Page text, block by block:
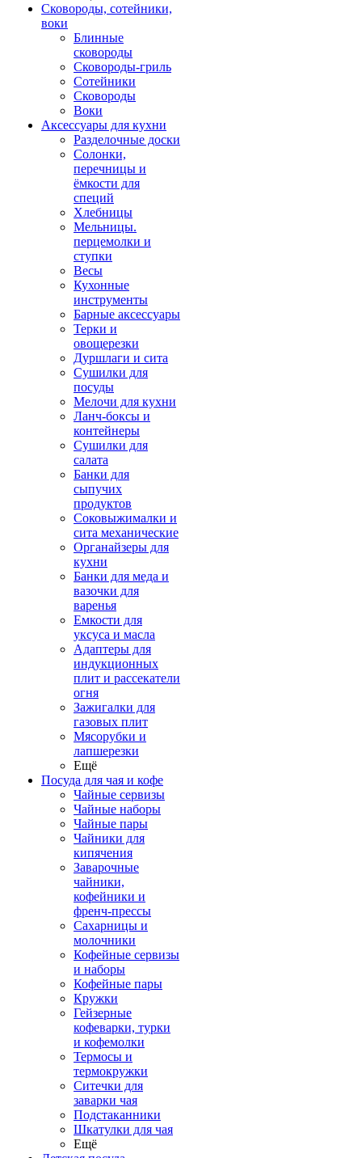
Сковороды, сотейники,
воки
Блинные
сковороды
Сковороды-гриль
Сотейники
Сковороды
Воки
Аксессуары для кухни
Разделочные доски
Солонки,
перечницы и
ёмкости для
специй
Хлебницы
Мельницы.
перцемолки и
ступки
Весы
Кухонные
инструменты
Барные аксессуары
Терки и
овощерезки
Дуршлаги и сита
Сушилки для
посуды
Мелочи для кухни
Ланч-боксы и
контейнеры
Сушилки для
салата
Банки для
сыпучих
продуктов
Соковыжималки и
сита механические
Органайзеры для
кухни
Банки для меда и
вазочки для
варенья
Емкости для
уксуса и масла
Адаптеры для
индукционных
плит и рассекатели
огня
Зажигалки для
газовых плит
Мясорубки и
лапшерезки
Ещё
Посуда для чая и кофе
Чайные сервизы
Чайные наборы
Чайные пары
Чайники для
кипячения
Заварочные
чайники,
кофейники и
френч-прессы
Сахарницы и
молочники
Кофейные сервизы
и наборы
Кофейные пары
Кружки
Гейзерные
кофеварки, турки
и кофемолки
Термосы и
термокружки
Ситечки для
заварки чая
Подстаканники
Шкатулки для чая
Ещё